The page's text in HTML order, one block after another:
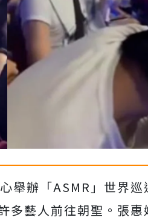
舉辦「ASMR」世界巡
多藝人前往朝聖。張惠